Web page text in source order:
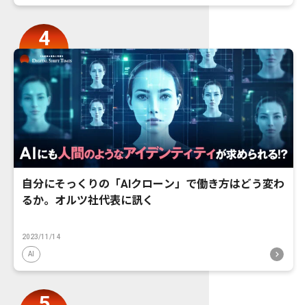
自分にそっくりの「AIクローン」で働き方はどう変わ
るか。オルツ社代表に訊く
2023/11/14
AI